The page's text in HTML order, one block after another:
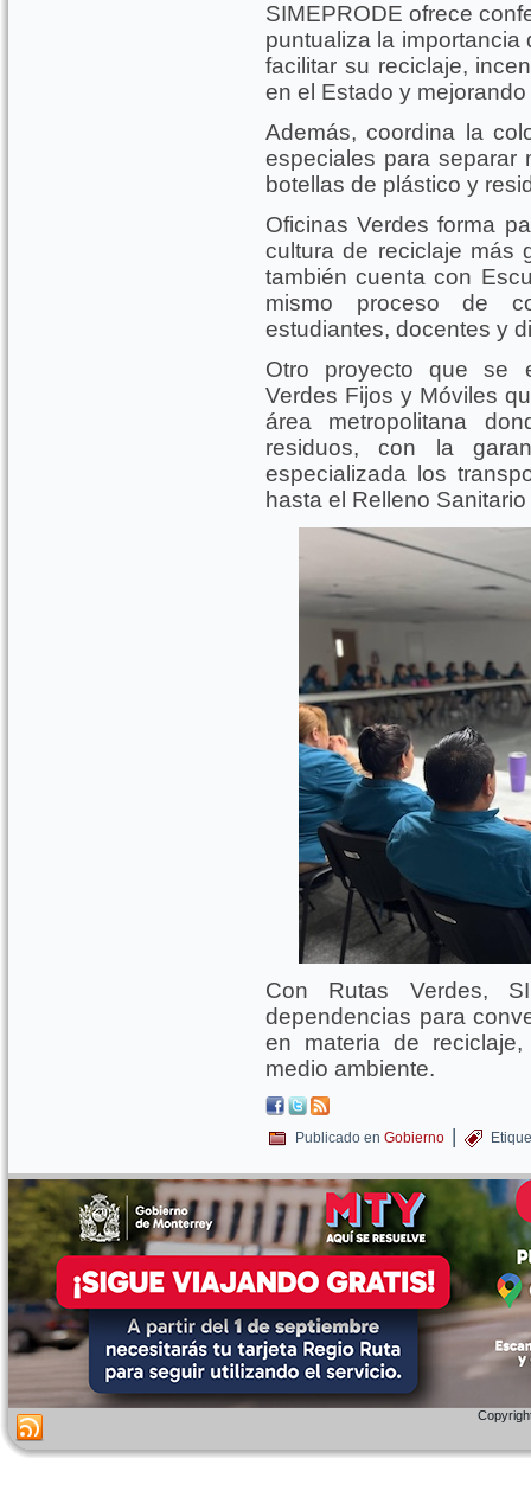
SIMEPRODE ofrece
puntualiza la
facilitar su reciclaje,
en el Estado y
Además, coordina la
especiales para separar
botellas de plástico y
Oficinas Verdes forma
cultura de reciclaje más
también cuenta con
mismo proceso de
estudiantes, docentes y
Otro proyecto que se
Verdes Fijos y Móviles
área metropolitana
residuos, con la
especializada los
hasta el Relleno
Con Rutas Verdes,
dependencias para
en materia de
medio ambiente.
Publicado en Gobierno |